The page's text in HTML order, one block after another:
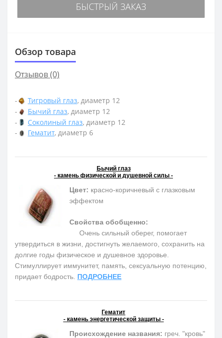
БЫСТРЫЙ ЗАКАЗ
Обзор товара
Отзывов (0)
- Тигровый глаз, диаметр 12
-
Бычий глаз, диаметр 12
-
Соколиный глаз, диаметр 12
-
Гематит, диаметр 6
Бычий глаз
- камень физической и душевной силы -
Цвет: красно-коричневый с глазковым
эффектом
Свойства обобщенно:
Очень сильный оберег, помогает
утвердиться в жизни, достигнуть желаемого, сохранить на
долгие годы физическое и душевное здоровье.
Cтимуллирует иммунитет, память, сексуальную потенцию,
придает бодрость. ПОДРОБНЕЕ
Гематит
- камень энергетической защиты -
Происхождение названия: греч. "кровь"